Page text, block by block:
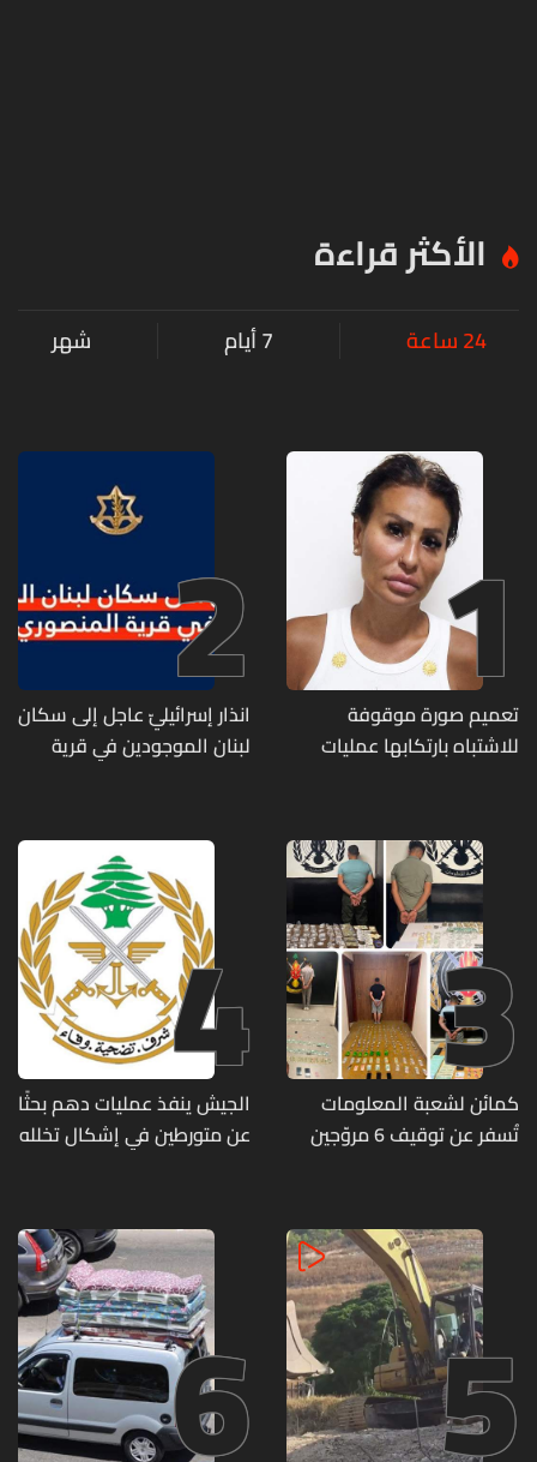
الأكثر قراءة
24 ساعة 7 أيام شهر
1
تعميم صورة موقوفة
للاشتباه بارتكابها عمليات
2
انذار إسرائيليّ عاجل إلى سكان
لبنان الموجودين في قرية
3
كمائن لشعبة المعلومات
تُسفر عن توقيف 6 مروّجين
4
الجيش ينفذ عمليات دهم بحثًا
عن متورطين في إشكال تخلله
مزروعة بالماريجوانا
5
6